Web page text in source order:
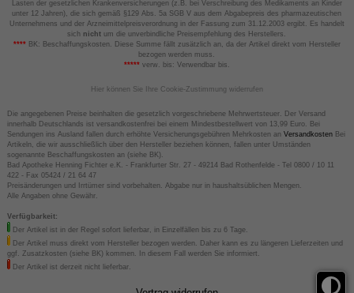
Lasten der gesetzlichen Krankenversicherungen (z.B. bei Verschreibung des Medikaments an Kinder
unter 12 Jahren), die sich gemäß §129 Abs. 5a SGB V aus dem Abgabepreis des pharmazeutischen
Unternehmens und der Arzneimittelpreisverordnung in der Fassung zum 31.12.2003 ergibt. Es handelt
sich nicht um die unverbindliche Preisempfehlung des Herstellers.
****BK: Beschaffungskosten. Diese Summe fällt zusätzlich an, da der Artikel direkt vom Hersteller
bezogen werden muss.
*****verw. bis: Verwendbar bis.
Hier können Sie Ihre Cookie-Zustimmung widerrufen
Die angegebenen Preise beinhalten die gesetzlich vorgeschriebene Mehrwertsteuer. Der Versand
innerhalb Deutschlands ist versandkostenfrei bei einem Mindestbestellwert von 13,99 Euro. Bei
Sendungen ins Ausland fallen durch erhöhte Versicherungsgebühren Mehrkosten an VersandkostenBei
Artikeln, die wir ausschließlich über den Hersteller beziehen können, fallen unter Umständen
sogenannte Beschaffungskosten an (siehe BK).
Bad Apotheke Henning Fichter e.K. - Frankfurter Str. 27 - 49214 Bad Rothenfelde - Tel 0800 / 10 11
422 - Fax 05424 / 21 64 47
Preisänderungen und Irrtümer sind vorbehalten. Abgabe nur in haushaltsüblichen Mengen.
Alle Angaben ohne Gewähr.
Verfügbarkeit:
Der Artikel ist in der Regel sofort lieferbar, in Einzelfällen bis zu 6 Tage.
Der Artikel muss direkt vom Hersteller bezogen werden. Daher kann es zu längeren Lieferzeiten und
ggf. Zusatzkosten (siehe BK) kommen. In diesem Fall werden Sie informiert.
Der Artikel ist derzeit nicht lieferbar.